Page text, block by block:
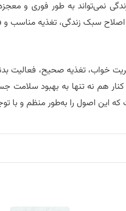
نمی‌تواند به طور فوری و
سبک زندگی، تغذیه مناسب و
خواب، تغذیه صحیح، فعالیت
هم نه تنها به بهبود سلامت
این اصول را به‌طور منظم و با